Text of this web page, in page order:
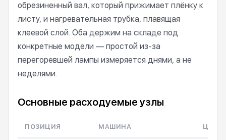
обрезиненный вал, который прижимает плёнку к
листу, и нагревательная трубка, плавящая
клеевой слой. Оба держим на складе под
конкретные модели — простой из-за
перегоревшей лампы измеряется днями, а не
неделями.
Основные расходуемые узлы
ПОЗИЦИЯ МАШИНА ЦЕНА